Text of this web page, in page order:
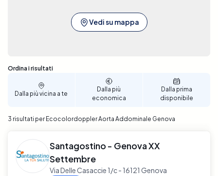
Vedi su mappa
Sono stati trovati 3 risultati
Ordina i risultati
Dalla più vicina a te
Dalla più
economica
Dalla prima
disponibile
3 risultati per Ecocolordoppler Aorta Addominale Genova
Santagostino - Genova XX
Settembre
Via Delle Casaccie 1/c - 16121 Genova